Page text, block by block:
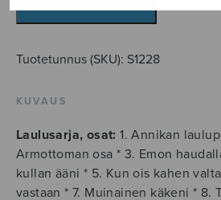
määrä
Tuotetunnus (SKU): S1228
KUVAUS
Laulusarja, osat: 1. Annikan
Armottoman osa * 3. Emon
kullan ääni * 5. Kun ois kahen
vastaan * 7. Muinainen käkeni * 8.